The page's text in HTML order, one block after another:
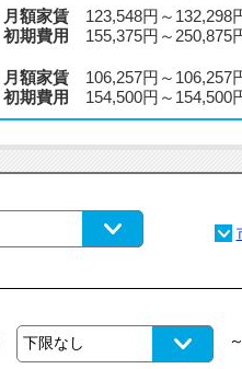
月額家賃 123,548円～132,298
初期費用
155,375円～250,875
月額家賃 106,257円～106,257
初期費用
154,500円～154,500